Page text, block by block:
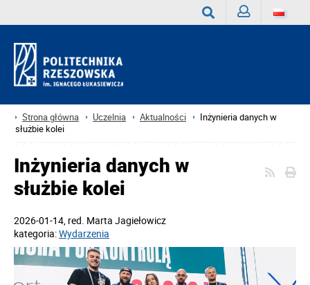
Strona główna Uczelnia Aktualności
Inżynieria danych w
służbie kolei
Inżynieria danych w
służbie kolei
2026-01-14, red. Marta Jagiełowicz
kategoria:Wydarzenia